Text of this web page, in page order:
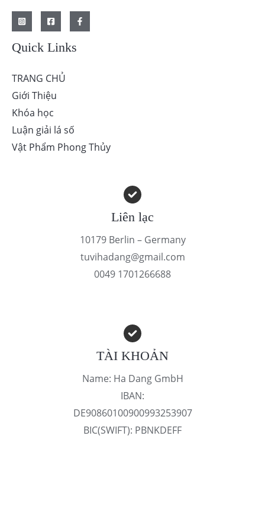
Quick Links
TRANG CHỦ
Giới Thiệu
Khóa học
Luận giải lá số
Vật Phẩm Phong Thủy
Liên lạc
10179 Berlin – Germany
tuvihadang@gmail.com
0049 1701266688
TÀI KHOẢN
Name: Ha Dang GmbH
IBAN:
DE90860100900993253907
BIC(SWIFT): PBNKDEFF